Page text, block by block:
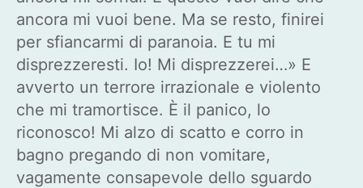
ancora mi vuoi bene. Ma se resto, finirei
per sfiancarmi di paranoia. E tu mi
disprezzeresti. Io! Mi disprezzerei…» E
avverto un terrore irrazionale e violento
che mi tramortisce. È il panico, lo
riconosco! Mi alzo di scatto e corro in
bagno pregando di non vomitare,
vagamente consapevole dello sguardo